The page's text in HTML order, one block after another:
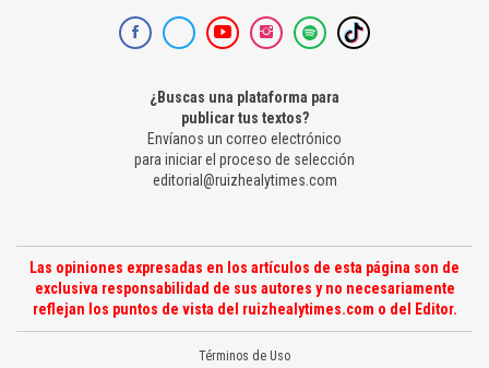
¿Buscas una plataforma para
publicar tus textos?
Envíanos un correo electrónico
para iniciar el proceso de selección
editorial@ruizhealytimes.com
Las opiniones expresadas en los artículos de esta página son de
exclusiva responsabilidad de sus autores y no necesariamente
reflejan los puntos de vista del ruizhealytimes.com o del Editor.
Términos de Uso